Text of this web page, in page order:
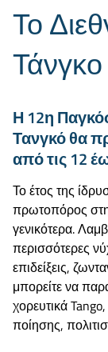
Το
Η 12η
Τανγκό θα
από τις 12
Το έτος της
πρωτοπόρος
γενικότερα.
περισσότερες
επιδείξεις,
μπορείτε να
χορευτικά
ποίησης,